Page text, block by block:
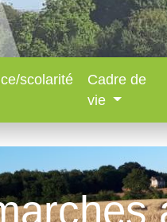
scolarité
Cadre de
vie